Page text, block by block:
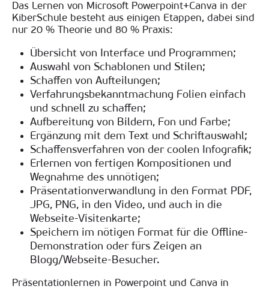
Das Lernen von Microsoft Powerpoint+Canva in der
KiberSchule besteht aus einigen Etappen, dabei sind
nur 20 % Theorie und 80 % Praxis:
Übersicht von Interface und Programmen;
Auswahl von Schablonen und Stilen;
Schaffen von Aufteilungen;
Verfahrungsbekanntmachung Folien einfach
und schnell zu schaffen;
Aufbereitung von Bildern, Fon und Farbe;
Ergänzung mit dem Text und Schriftauswahl;
Schaffensverfahren von der coolen Infografik;
Erlernen von fertigen Kompositionen und
Wegnahme des unnötigen;
Präsentationverwandlung in den Format PDF,
JPG, PNG, in den Video, und auch in die
Webseite-Visitenkarte;
Speichern im nötigen Format für die Offline-
Demonstration oder fürs Zeigen an
Blogg/Webseite-Besucher.
Präsentationlernen in Powerpoint und Canva in